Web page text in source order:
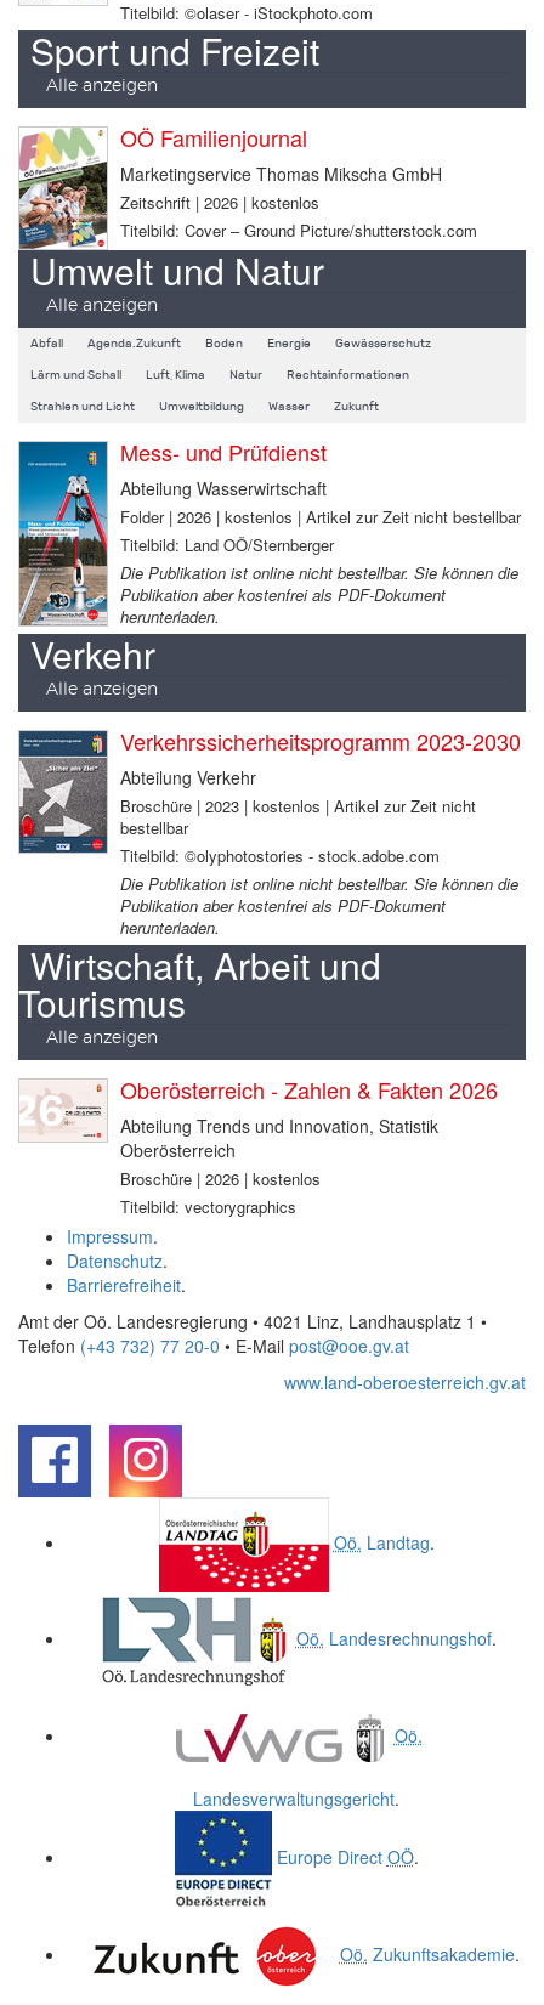
Titelbild: ©olaser - iStockphoto.com
Sport und Freizeit
Alle anzeigen
OÖ Familienjournal
Marketingservice Thomas Mikscha GmbH
Zeitschrift | 2026 | kostenlos
Titelbild: Cover – Ground Picture/shutterstock.com
Umwelt und Natur
Alle anzeigen
Abfall Agenda.Zukunft Boden Energie Gewässerschutz
Lärm und Schall Luft, Klima Natur Rechtsinformationen
Strahlen und Licht Umweltbildung Wasser Zukunft
Mess- und Prüfdienst
Abteilung Wasserwirtschaft
Folder | 2026 | kostenlos | Artikel zur Zeit nicht bestellbar
Titelbild: Land OÖ/Sternberger
Die Publikation ist online nicht bestellbar. Sie können die
Publikation aber kostenfrei als PDF-Dokument
herunterladen.
Verkehr
Alle anzeigen
Verkehrssicherheitsprogramm 2023-2030
Abteilung Verkehr
Broschüre | 2023 | kostenlos | Artikel zur Zeit nicht
bestellbar
Titelbild: ©olyphotostories - stock.adobe.com
Die Publikation ist online nicht bestellbar. Sie können die
Publikation aber kostenfrei als PDF-Dokument
herunterladen.
Wirtschaft, Arbeit und
Tourismus
Alle anzeigen
Oberösterreich - Zahlen & Fakten 2026
Abteilung Trends und Innovation, Statistik
Oberösterreich
Broschüre | 2026 | kostenlos
Titelbild: vectorygraphics
Impressum.
Datenschutz.
Barrierefreiheit.
Amt der Oö. Landesregierung • 4021 Linz, Landhausplatz 1 •
Telefon (+43 732) 77 20-0 • E-Mail post@ooe.gv.at
www.land-oberoesterreich.gv.at
Oö. Landtag.
Oö. Landesrechnungshof.
Oö.
Landesverwaltungsgericht.
Europe Direct OÖ.
Oö. Zukunftsakademie.